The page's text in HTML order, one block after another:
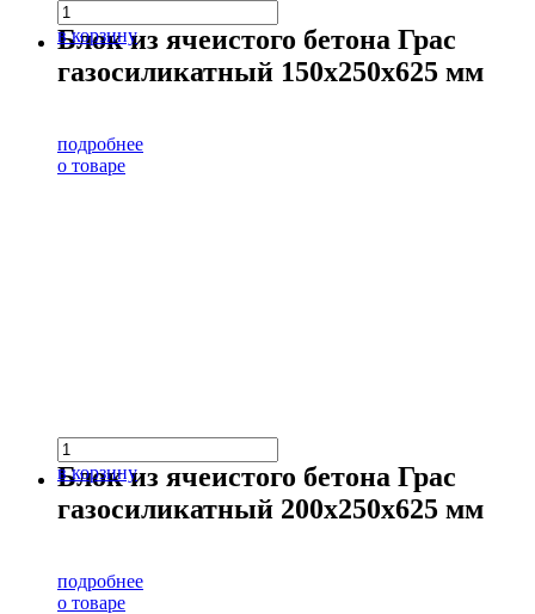
в корзину
Блок из ячеистого бетона Грас
газосиликатный 150х250х625 мм
подробнее
о товаре
в корзину
Блок из ячеистого бетона Грас
газосиликатный 200х250х625 мм
подробнее
о товаре